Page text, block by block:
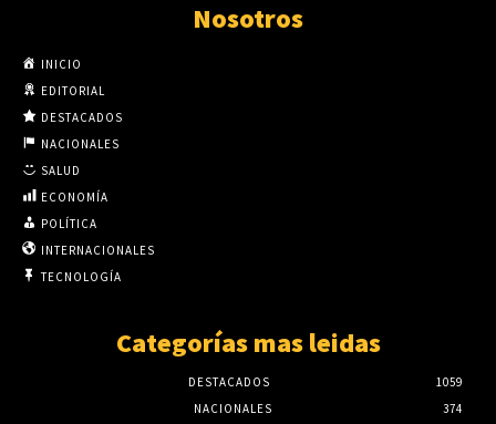
Nosotros
INICIO
EDITORIAL
DESTACADOS
NACIONALES
SALUD
ECONOMÍA
POLÍTICA
INTERNACIONALES
TECNOLOGÍA
Categorías mas leidas
DESTACADOS
1059
NACIONALES
374